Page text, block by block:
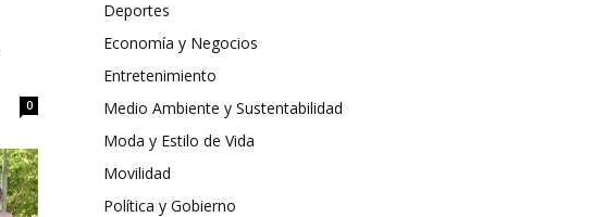
0
Deportes
Economía y Negocios
Entretenimiento
Medio Ambiente y Sustentabilidad
Moda y Estilo de Vida
Movilidad
Política y Gobierno